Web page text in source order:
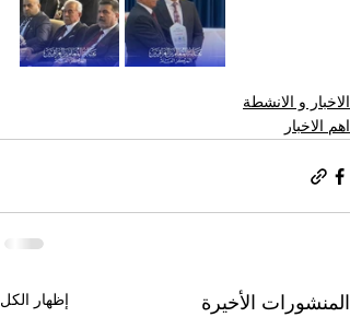
الاخبار و الانشطة
اهم الاخبار
المنشورات الأخيرة إظهار الكل